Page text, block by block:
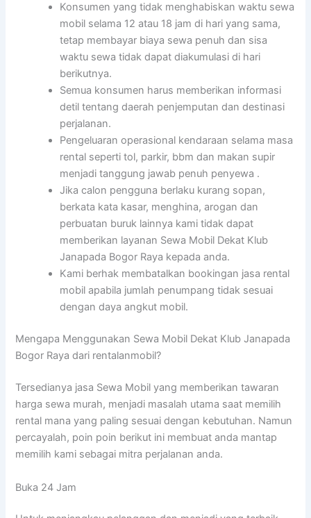
Konsumen yang tidak menghabiskan waktu sewa
mobil selama 12 atau 18 jam di hari yang sama,
tetap membayar biaya sewa penuh dan sisa
waktu sewa tidak dapat diakumulasi di hari
berikutnya.
Semua konsumen harus memberikan informasi
detil tentang daerah penjemputan dan destinasi
perjalanan.
Pengeluaran operasional kendaraan selama masa
rental seperti tol, parkir, bbm dan makan supir
menjadi tanggung jawab penuh penyewa .
Jika calon pengguna berlaku kurang sopan,
berkata kata kasar, menghina, arogan dan
perbuatan buruk lainnya kami tidak dapat
memberikan layanan Sewa Mobil Dekat Klub
Janapada Bogor Raya kepada anda.
Kami berhak membatalkan bookingan jasa rental
mobil apabila jumlah penumpang tidak sesuai
dengan daya angkut mobil.
Mengapa Menggunakan Sewa Mobil Dekat Klub Janapada
Bogor Raya dari rentalanmobil?
Tersedianya jasa Sewa Mobil yang memberikan tawaran
harga sewa murah, menjadi masalah utama saat memilih
rental mana yang paling sesuai dengan kebutuhan. Namun
percayalah, poin poin berikut ini membuat anda mantap
memilih kami sebagai mitra perjalanan anda.
Buka 24 Jam